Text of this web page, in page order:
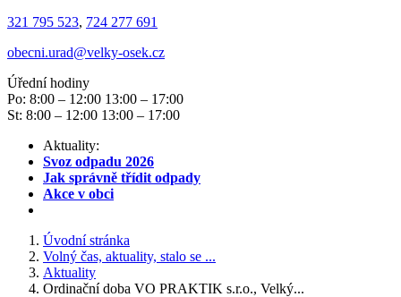
321 795 523, 724 277 691
obecni.urad@velky-osek.cz
Úřední hodiny
Po: 8:00 – 12:00 13:00 – 17:00
St: 8:00 – 12:00 13:00 – 17:00
Aktuality:
Svoz odpadu 2026
Jak správně třídit odpady
Akce v obci
Úvodní stránka
Volný čas, aktuality, stalo se ...
Aktuality
Ordinační doba VO PRAKTIK s.r.o., Velký...